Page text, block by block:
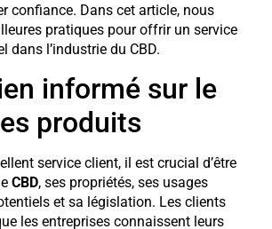
confiance. Dans cet article, nous
pratiques pour offrir un service
dans l’industrie du CBD.
informé sur le
produits
service client, il est crucial d’être
CBD, ses propriétés, ses usages
et sa législation. Les clients
les entreprises connaissent leurs